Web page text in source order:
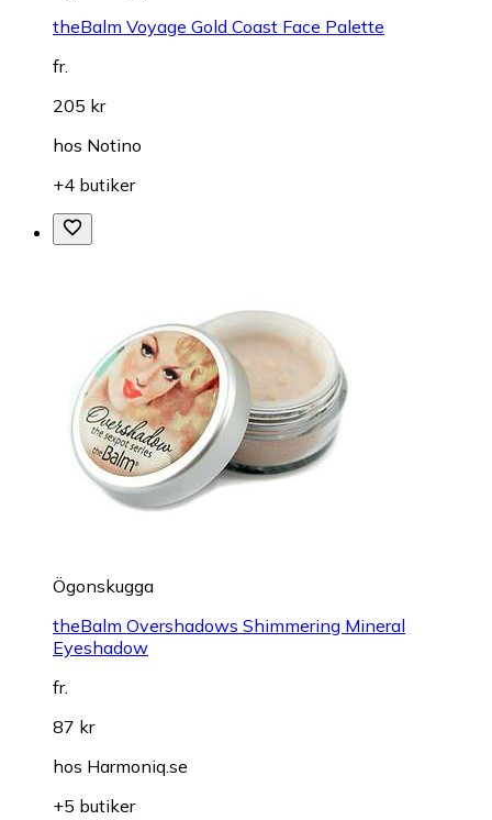
theBalm Voyage Gold Coast Face Palette
fr.
205 kr
hos Notino
+4 butiker
Ögonskugga
theBalm Overshadows Shimmering Mineral
Eyeshadow
fr.
87 kr
hos Harmoniq.se
+5 butiker